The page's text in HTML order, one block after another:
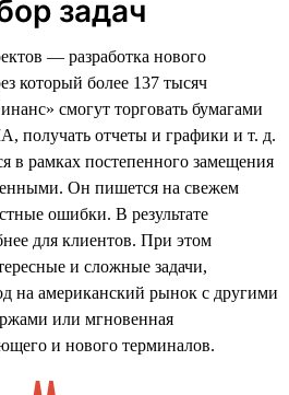
задач
— разработка нового
который более 137 тысяч
смогут торговать бумагами
отчеты и графики и т. д.
в рамках постепенного замещения
Он пишется на свежем
ошибки. В результате
для клиентов. При этом
и сложные задачи,
на американский рынок с другими
или мгновенная
и нового терминалов.